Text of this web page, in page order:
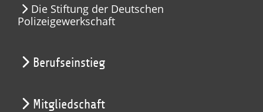
Die Stiftung der Deutschen
Polizeigewerkschaft
Berufseinstieg
Mitgliedschaft